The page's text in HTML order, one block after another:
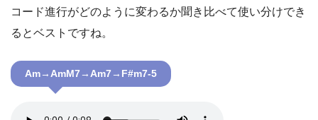
コード進行がどのように変わるか聞き比べて使い分けでき
るとベストですね。
Am→AmM7→Am7→F#m7-5